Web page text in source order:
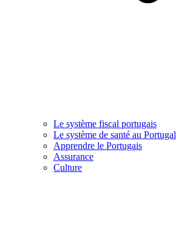
Le système fiscal portugais
Le système de santé au Portugal
Apprendre le Portugais
Assurance
Culture